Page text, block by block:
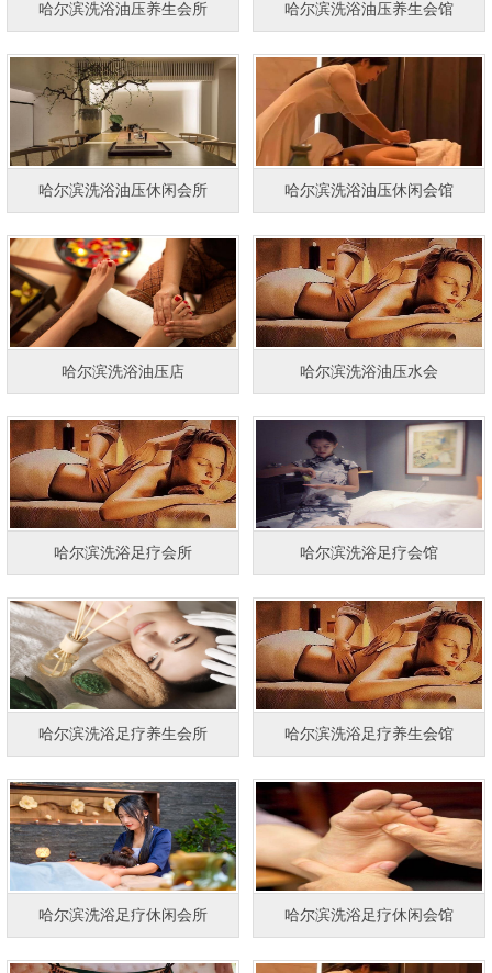
哈尔滨洗浴油压养生会所 哈尔滨洗浴油压养生会馆
哈尔滨洗浴油压休闲会所 哈尔滨洗浴油压休闲会馆
哈尔滨洗浴油压店 哈尔滨洗浴油压水会
哈尔滨洗浴足疗会所 哈尔滨洗浴足疗会馆
哈尔滨洗浴足疗养生会所 哈尔滨洗浴足疗养生会馆
哈尔滨洗浴足疗休闲会所 哈尔滨洗浴足疗休闲会馆